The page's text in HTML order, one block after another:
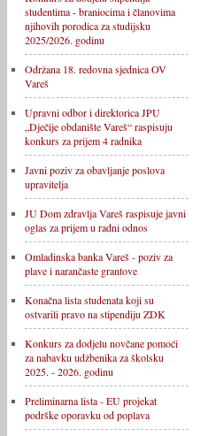
studentima - braniocima i članovima
njihovih porodica za studijsku
2025/2026. godinu
Održana 18. redovna sjednica OV
Vareš
Upravni odbor i direktorica JPU
„Dječije obdanište Vareš“ raspisuju
konkurs za prijem 4 radnika
Javni poziv za obavljanje poslova
upravitelja
JU Dom zdravlja Vareš raspisuje javni
oglas za prijem u radni odnos
Omladinska banka Vareš - poziv za
plave i narančaste grantove
Konačna lista studenata koji su
ostvarili pravo na stipendiju ZDK
Konkurs za dodjelu novčane pomoći
za nabavku udžbenika za školsku
2025. - 2026. godinu
Preliminarna lista - EU projekat
podrške oporavku od poplava